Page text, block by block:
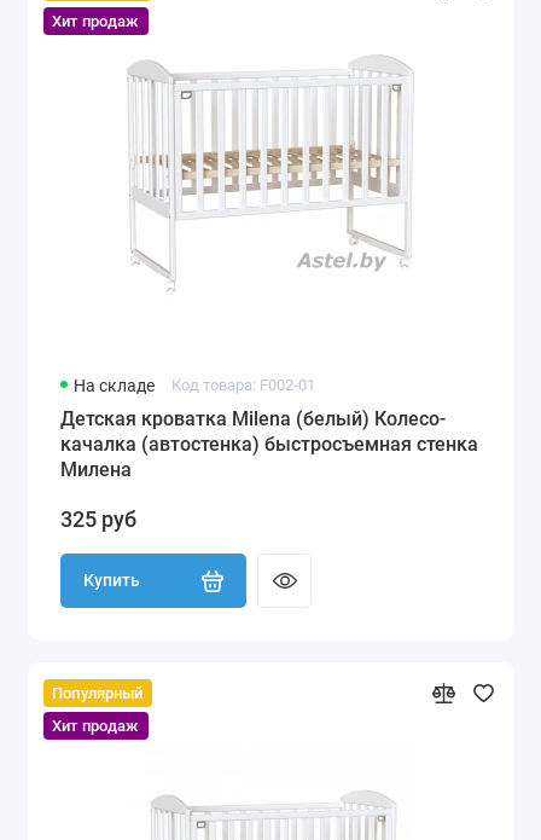
Хит продаж
На складе Код товара: F002-01
Детская кроватка Milena (белый) Колесо-
качалка (автостенка) быстросъемная стенка
Милена
325 руб
Купить
Популярный
Хит продаж